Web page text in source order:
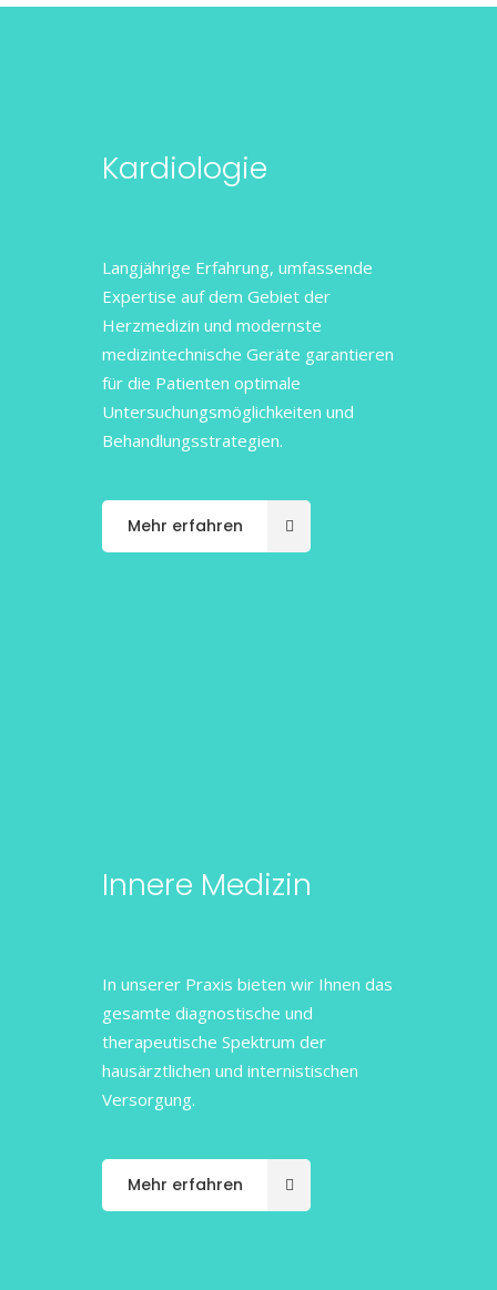
Kardiologie
Langjährige Erfahrung, umfassende
Expertise auf dem Gebiet der
Herzmedizin und modernste
medizintechnische Geräte garantieren
für die Patienten optimale
Untersuchungsmöglichkeiten und
Behandlungsstrategien.
Mehr erfahren
Innere Medizin
In unserer Praxis bieten wir Ihnen das
gesamte diagnostische und
therapeutische Spektrum der
hausärztlichen und internistischen
Versorgung.
Mehr erfahren